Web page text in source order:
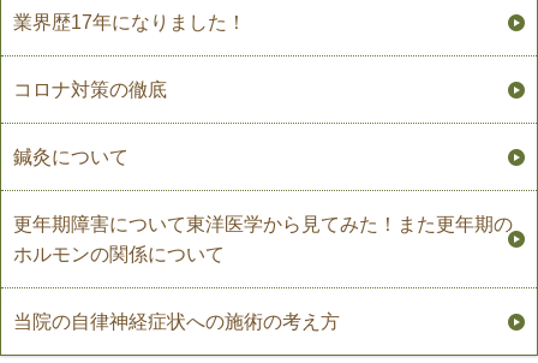
業界歴17年になりました！
コロナ対策の徹底
鍼灸について
更年期障害について東洋医学から見てみた！また更年期の
ホルモンの関係について
当院の自律神経症状への施術の考え方